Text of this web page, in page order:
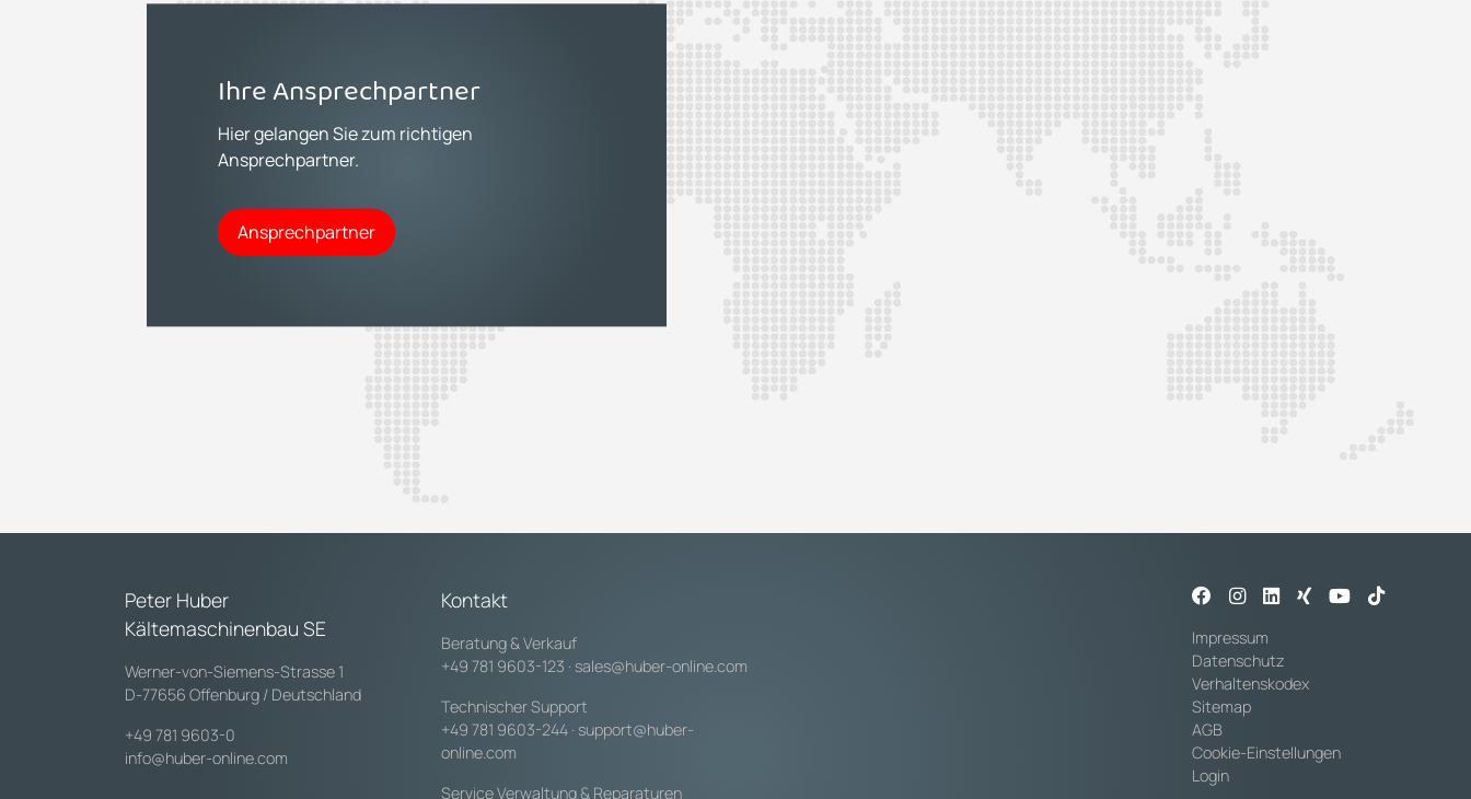
Ihre Ansprechpartner
Hier gelangen Sie zum richtigen
Ansprechpartner.
Ansprechpartner
Peter Huber
Kältemaschinenbau SE
Werner-von-Siemens-Strasse 1
D-77656 Offenburg / Deutschland
+49 781 9603-0
info@huber-online.com
Kontakt
Beratung & Verkauf
+49 781 9603-123 · sales@huber-online.com
Technischer Support
+49 781 9603-244 · support@huber-
online.com
Service Verwaltung & Reparaturen
Impressum
Datenschutz
Verhaltenskodex
Sitemap
AGB
Cookie-Einstellungen
Login